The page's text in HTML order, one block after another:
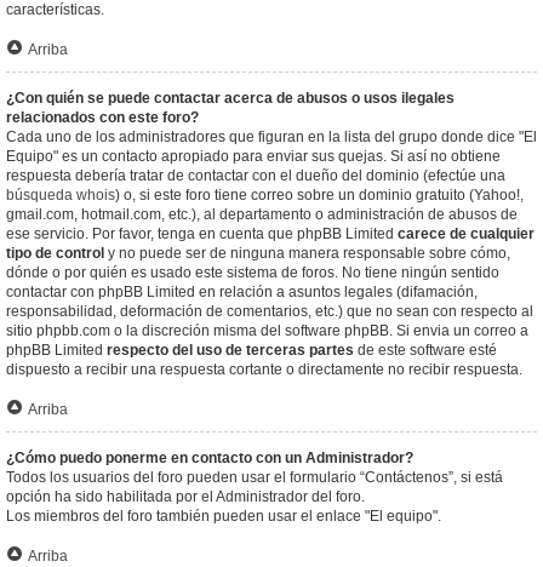
características.
Arriba
¿Con quién se puede contactar acerca de abusos o usos ilegales
relacionados con este foro?
Cada uno de los administradores que figuran en la lista del grupo donde dice "El
Equipo" es un contacto apropiado para enviar sus quejas. Si así no obtiene
respuesta debería tratar de contactar con el dueño del dominio (efectúe una
búsqueda whois) o, si este foro tiene correo sobre un dominio gratuito (Yahoo!,
gmail.com, hotmail.com, etc.), al departamento o administración de abusos de
ese servicio. Por favor, tenga en cuenta que phpBB Limited carece de cualquier
tipo de control y no puede ser de ninguna manera responsable sobre cómo,
dónde o por quién es usado este sistema de foros. No tiene ningún sentido
contactar con phpBB Limited en relación a asuntos legales (difamación,
responsabilidad, deformación de comentarios, etc.) que no sean con respecto al
sitio phpbb.com o la discreción misma del software phpBB. Si envia un correo a
phpBB Limited respecto del uso de terceras partes de este software esté
dispuesto a recibir una respuesta cortante o directamente no recibir respuesta.
Arriba
¿Cómo puedo ponerme en contacto con un Administrador?
Todos los usuarios del foro pueden usar el formulario “Contáctenos”, si está
opción ha sido habilitada por el Administrador del foro.
Los miembros del foro también pueden usar el enlace "El equipo".
Arriba